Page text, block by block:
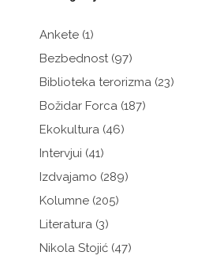
Ankete (1)
Bezbednost(97)
Biblioteka terorizma (23)
Božidar Forca (187)
Ekokultura (46)
Intervjui (41)
Izdvajamo (289)
Kolumne (205)
Literatura (3)
Nikola Stojić (47)